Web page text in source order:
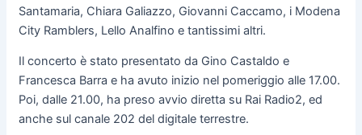
Santamaria, Chiara Galiazzo, Giovanni Caccamo, i Modena
City Ramblers, Lello Analfino e tantissimi altri.
Il concerto è stato presentato da Gino Castaldo e
Francesca Barra e ha avuto inizio nel pomeriggio alle 17.00.
Poi, dalle 21.00, ha preso avvio diretta su Rai Radio2, ed
anche sul canale 202 del digitale terrestre.